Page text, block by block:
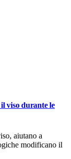
viso durante le
aiutano a
modificano il